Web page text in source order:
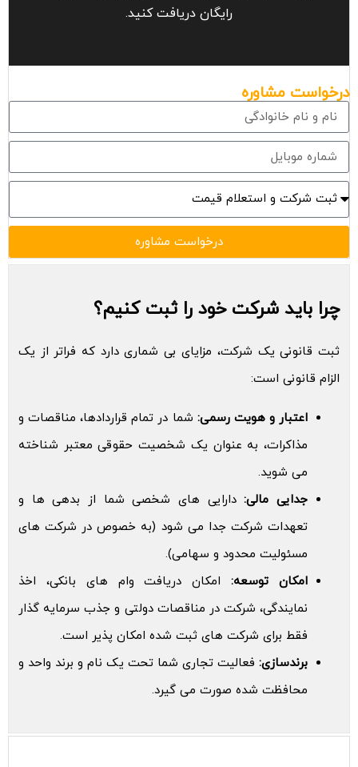
رایگان دریافت کنید.
درخواست مشاوره
درخواست مشاوره
چرا باید شرکت خود را ثبت کنیم؟
ثبت قانونی یک شرکت، مزایای بی شماری دارد که فراتر از یک
الزام قانونی است:
اعتبار و هویت رسمی: شما در تمام قراردادها، مناقصات و
مذاکرات، به عنوان یک شخصیت حقوقی معتبر شناخته
می شوید.
جدایی مالی:دارایی های شخصی شما از بدهی ها و
تعهدات شرکت جدا می شود (به خصوص در شرکت های
مسئولیت محدود و سهامی).
امکان توسعه:امکان دریافت وام های بانکی، اخذ
نمایندگی، شرکت در مناقصات دولتی و جذب سرمایه گذار
فقط برای شرکت های ثبت شده امکان پذیر است.
برندسازی: فعالیت تجاری شما تحت یک نام و برند واحد و
محافظت شده صورت می گیرد.